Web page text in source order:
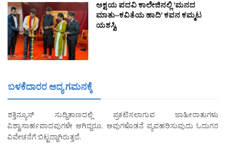
ಅಕ್ಷಯ ಪದವಿ ಕಾಲೇಜಿನಲ್ಲಿ ‘ಮನದ
ಮಾತು–ಕವಿತೆಯ ಹಾದಿ’ ಕವನ ಕಮ್ಮಟ
ಯಶಸ್ವಿ
ಬಳಕೆದಾರರ ಆದ್ಯ ಗಮನಕ್ಕೆ
ಶಕ್ತಿನ್ಯೂಸ್ ಸುದ್ದಿತಾಣದಲ್ಲಿ ಪ್ರಕಟಿಸಲಾಗುವ ಜಾಹೀರಾತುಗಳು
ವಿಶ್ವಾಸಾರ್ಹವಾದವುಗಳೇ ಆಗಿದ್ದರೂ, ಅವುಗಳೊಡನೆ ವ್ಯವಹರಿಸುವುದು ಓದುಗರ
ವಿವೇಚನೆಗೆ ಬಿಟ್ಟದ್ದಾಗಿರುತ್ತದೆ.